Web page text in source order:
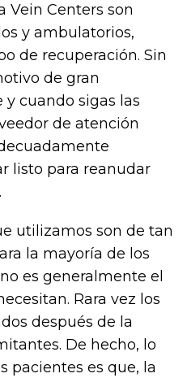
Vein Centers son
y ambulatorios,
de recuperación. Sin
de gran
cuando sigas las
de atención
listo para reanudar
utilizamos son de tan
la mayoría de los
es generalmente el
Rara vez los
después de la
De hecho, lo
pacientes es que, la